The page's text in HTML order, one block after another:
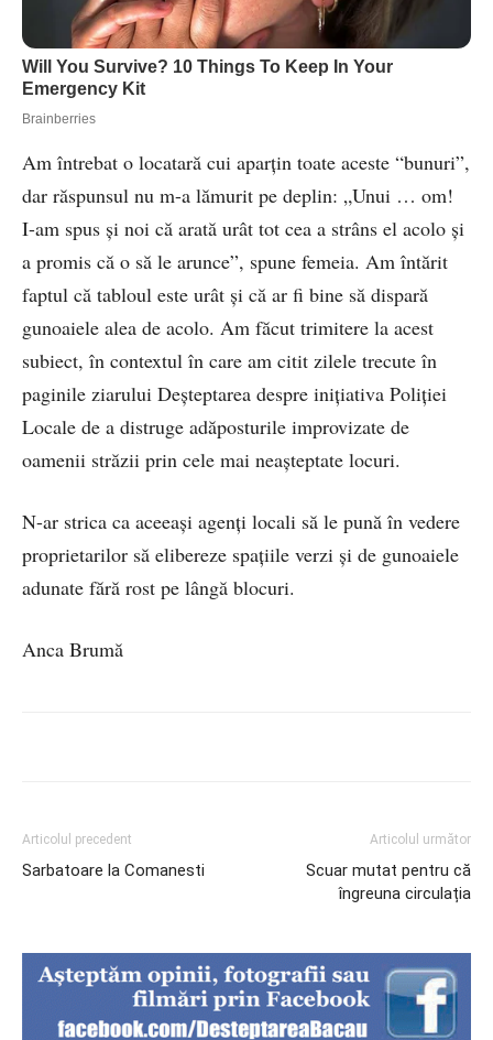
Am întrebat o locatară cui aparțin toate aceste “bunuri”,
dar răspunsul nu m-a lămurit pe deplin: „Unui … om!
I-am spus și noi că arată urât tot cea a strâns el acolo și
a promis că o să le arunce”, spune femeia. Am întărit
faptul că tabloul este urât și că ar fi bine să dispară
gunoaiele alea de acolo. Am făcut trimitere la acest
subiect, în contextul în care am citit zilele trecute în
paginile ziarului Deșteptarea despre inițiativa Poliției
Locale de a distruge adăposturile improvizate de
oamenii străzii prin cele mai neașteptate locuri.
N-ar strica ca aceeași agenți locali să le pună în vedere
proprietarilor să elibereze spațiile verzi și de gunoaiele
adunate fără rost pe lângă blocuri.
Anca Brumă
Articolul precedent
Sarbatoare la Comanesti
Articolul următor
Scuar mutat pentru că
îngreuna circulația